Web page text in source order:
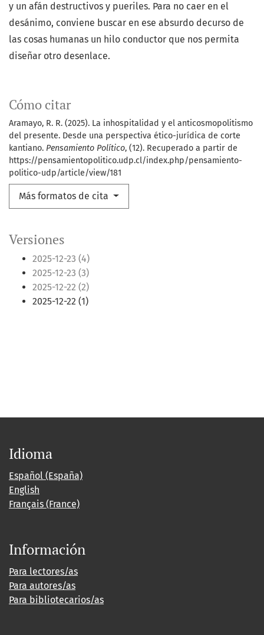
Versiones
2025-12-23 (4)
2025-12-23 (3)
2025-12-22 (2)
2025-12-22 (1)
Cómo citar
Aramayo, R. R. (2025). La inhospitalidad y el anticosmopolitismo
del presente. Desde una perspectiva ético-jurídica de corte
kantiano. Pensamiento Político, (12). Recuperado a partir de
https://pensamientopolitico.udp.cl/index.php/pensamiento-
politico-udp/article/view/181
Más formatos de cita
y un afán destructivos y pueriles. Para no caer en el
desánimo, conviene buscar en ese absurdo decurso de
las cosas humanas un hilo conductor que nos permita
diseñar otro desenlace.
Idioma
Español (España)
English
Français (France)
Información
Para lectores/as
Para autores/as
Para bibliotecarios/as